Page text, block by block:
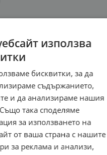
СЕНСОДИН
ЗА
ЗЪБИ
Clean Softе създадена за
Меката и четка
кухина. Микро фини и
в дълбочина и нежно
зъби Sensodyne
която успява да
използва
бисквитки, за да
съдържанието,
и да анализираме нашия
така споделяме
за използването на
от ваша страна с нашите
за реклама и анализи,